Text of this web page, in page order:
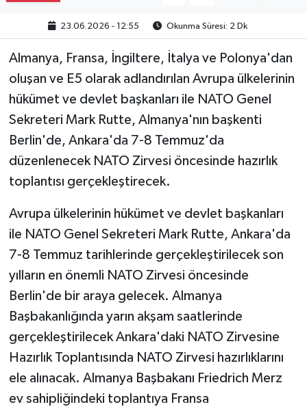
23.06.2026 - 12:55 Okunma Süresi: 2 Dk
Almanya, Fransa, İngiltere, İtalya ve Polonya'dan
oluşan ve E5 olarak adlandırılan Avrupa ülkelerinin
hükümet ve devlet başkanları ile NATO Genel
Sekreteri Mark Rutte, Almanya'nın başkenti
Berlin'de, Ankara'da 7-8 Temmuz'da
düzenlenecek NATO Zirvesi öncesinde hazırlık
toplantısı gerçekleştirecek.
Avrupa ülkelerinin hükümet ve devlet başkanları
ile NATO Genel Sekreteri Mark Rutte, Ankara'da
7-8 Temmuz tarihlerinde gerçekleştirilecek son
yılların en önemli NATO Zirvesi öncesinde
Berlin'de bir araya gelecek. Almanya
Başbakanlığında yarın akşam saatlerinde
gerçekleştirilecek Ankara'daki NATO Zirvesine
Hazırlık Toplantısında NATO Zirvesi hazırlıklarını
ele alınacak. Almanya Başbakanı Friedrich Merz
ev sahipliğindeki toplantıya Fransa